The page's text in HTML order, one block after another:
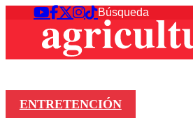
ENTRETENCIÓN